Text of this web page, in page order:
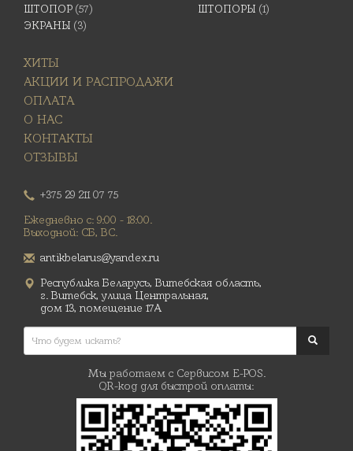
ШТОПОР (57) ШТОПОРЫ (1)
ЭКРАНЫ (3)
ХИТЫ
АКЦИИ И РАСПРОДАЖИ
ОПЛАТА
О НАС
КОНТАКТЫ
ОТЗЫВЫ
+375 29 211 07 75
Ежедневно с: 9:00 - 18:00.
Выходной: СБ, ВС.
antikbelarus@yandex.ru
Республика Беларусь, Витебская область,
г. Витебск, улица Центральная,
дом 13, помещение 17А
Мы работаем с Сервисом E-POS.
QR-код для быстрой оплаты: